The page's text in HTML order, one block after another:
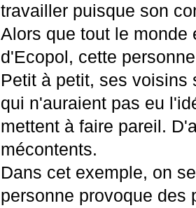
travailler puisque son
Alors que tout le monde
d'Ecopol, cette
Petit à petit, ses voisins
qui n'auraient pas eu
mettent à faire pareil.
mécontents.
Dans cet exemple, on
personne provoque des